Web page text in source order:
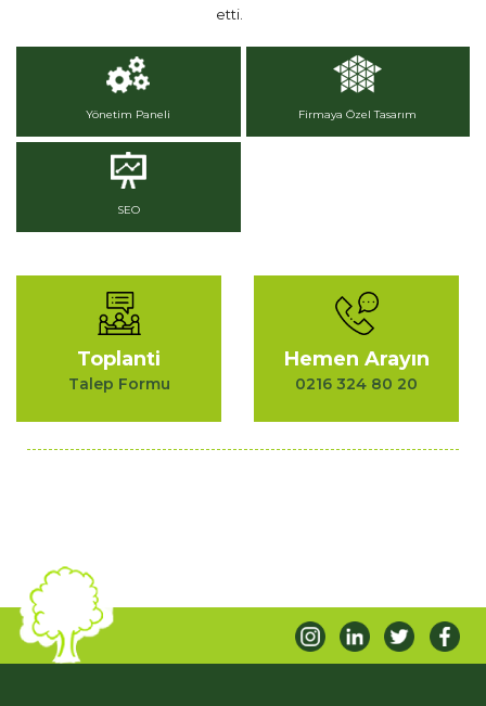
etti.
Yönetim Paneli Firmaya Özel Tasarım
SEO
Toplanti
Talep Formu
Hemen Arayın
0216 324 80 20